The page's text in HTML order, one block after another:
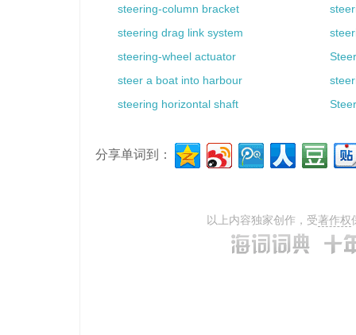
steering-column bracket
steering drag link system
steering-wheel actuator
steer a boat into harbour
steering horizontal shaft
分享单词到：
以上内容独家创作，受著作权